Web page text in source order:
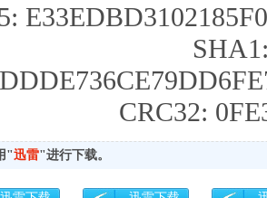
CRC32:
"迅雷"进行下载。